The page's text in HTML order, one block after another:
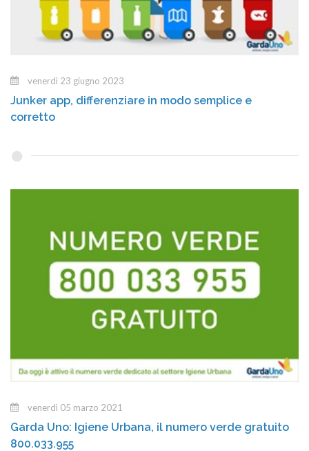
venerdì 23 giugno 2023
Junker app, differenziare in modo semplice e
corretto
venerdì 05 marzo 2021
Garda Uno: Igiene Urbana, il numero verde gratuito
800.033.955